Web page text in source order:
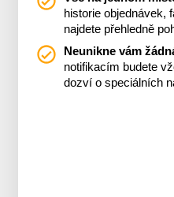
historie objednávek,
najdete přehledně
Neunikne vám
notifikacím budete
dozví o speciálních